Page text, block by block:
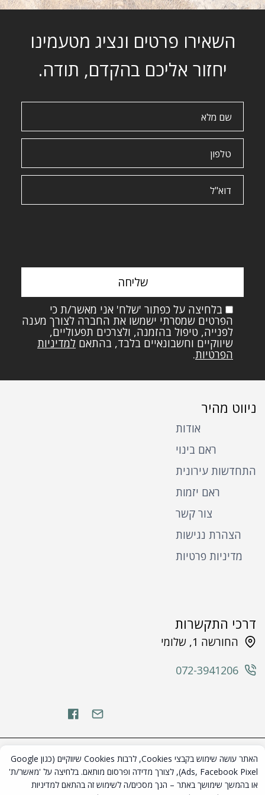
השאירו פרטים ונציג מטעמינו
יחזור אליכם בהקדם, תודה.
טלפון
this
field
empty.
בלחיצה על כפתור 'שלח' אני מאשר/ת כי
הפרטים שמסרתי ישמשו את החברה לצורך מענה
לפנייה, טיפול בהזמנה, ולצרכים תפעוליים,
שיווקיים וחשבונאיים בלבד, בהתאם למדיניות
הפרטיות.
ניווט מהיר
אודות
ראם בינוי
התחדשות עירונית
ראם יזמות
צור קשר
הצהרת נגישות
מדיניות פרטיות
דרכי התקשרות
החורשה 1, שלומי
072-3941206
השימוש באתר מהווה הסכמה למדיניות הפרטיות ותנאי השימוש המפורטים
באתר. אם אינך מסכים/ה להם – אנא הימנע/י משימוש באתר.
השירות באתר מיועד לבגירים מעל גיל 18 בלבד. החברה אינה אוספת מידע
מקטינים ביודעין, וכל מידע שיימסר על ידי קטינים יימחק.
האתר עושה שימוש בקבצי Cookies, לרבות Cookies שיווקיים (כגון Google
Ads, Facebook Pixel), לצורך מדידה ופרסום מותאם. בלחיצה על 'מאשר/ת'
או בהמשך שימושך באתר – הנך מסכים/ה לשימוש זה בהתאם למדיניות